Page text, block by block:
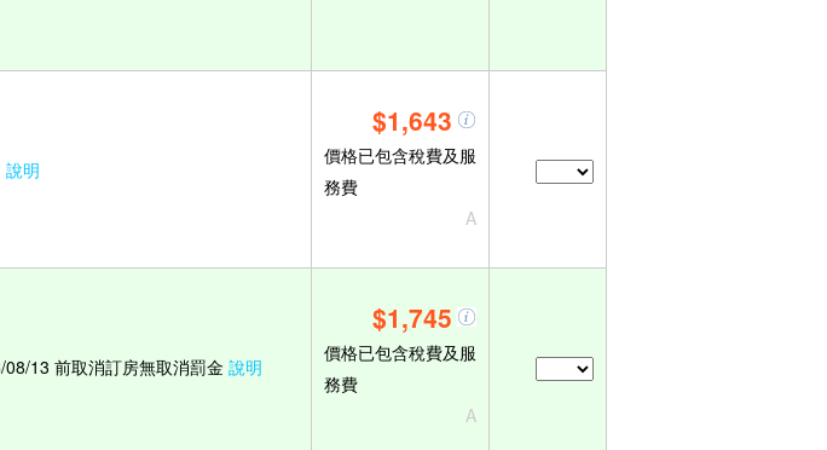
說明
$1,643
價格已包含稅費及服
務費
A
08/13 前取消訂房無取消罰金 說明
$1,745
價格已包含稅費及服
務費
A